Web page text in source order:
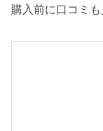
購入前に口コミも